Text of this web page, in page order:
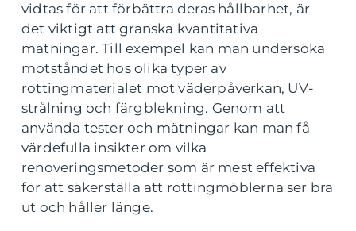
vidtas för att förbättra deras hållbarhet, är
det viktigt att granska kvantitativa
mätningar. Till exempel kan man undersöka
motståndet hos olika typer av
rottingmaterialet mot väderpåverkan, UV-
strålning och färgblekning. Genom att
använda tester och mätningar kan man få
värdefulla insikter om vilka
renoveringsmetoder som är mest effektiva
för att säkerställa att rottingmöblerna ser bra
ut och håller länge.